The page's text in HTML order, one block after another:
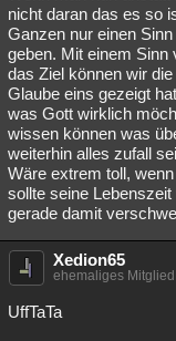
nicht daran das es so
Ganzen nur einen
geben. Mit einem Sinn
das Ziel können wir
Glaube eins gezeigt
was Gott wirklich
wissen können was
weiterhin alles zufall
Wäre extrem toll,
sollte seine
gerade damit
Xedion65
ehemaliges Mitglied
UffTaTa